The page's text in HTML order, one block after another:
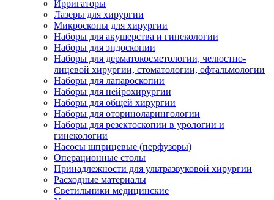
Ирригаторы
Лазеры для хирургии
Микроскопы для хирургии
Наборы для акушерства и гинекологии
Наборы для эндоскопии
Наборы для дерматокосметологии, челюстно-
лицевой хирургии, стоматологии, офтальмологии
Наборы для лапароскопии
Наборы для нейрохирургии
Наборы для общей хирургии
Наборы для оториноларингологии
Наборы для резектоскопии в урологии и
гинекологии
Насосы шприцевые (перфузоры)
Операционные столы
Принадлежности для ультразвуковой хирургии
Расходные материалы
Светильники медицинские